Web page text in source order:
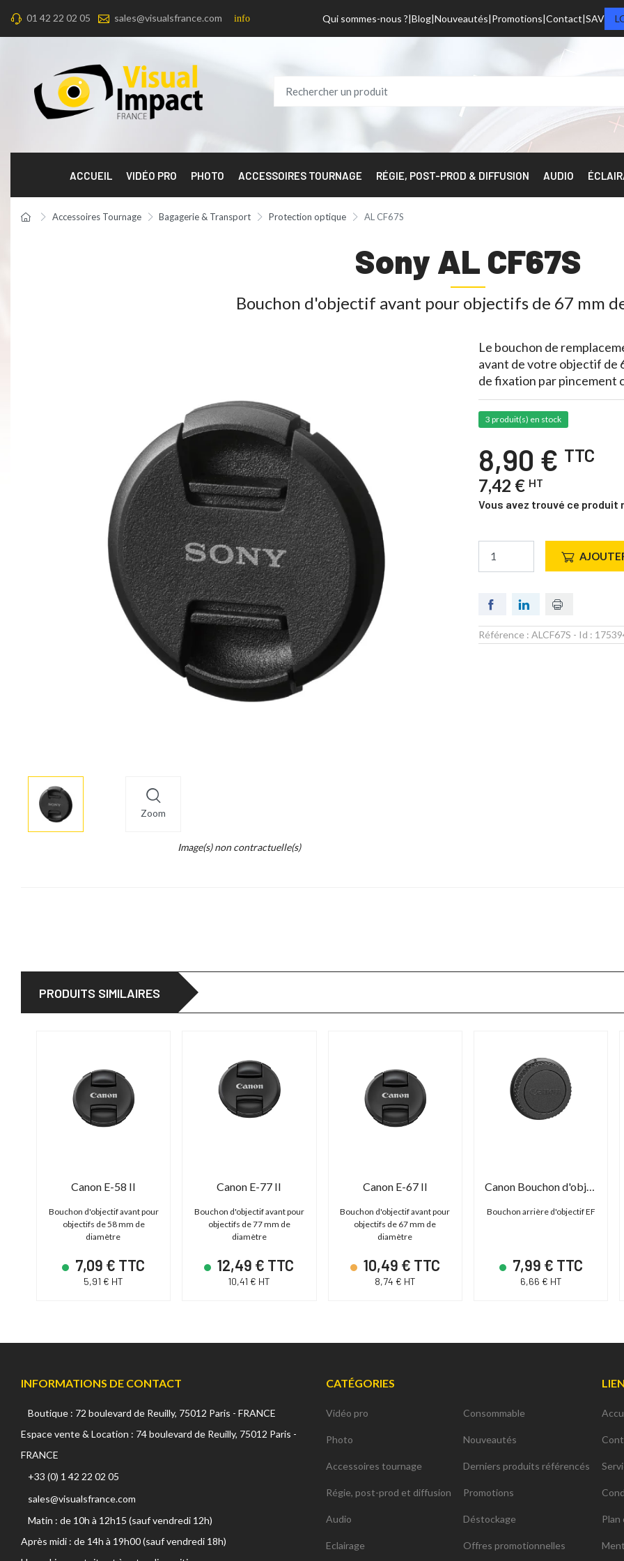
01 42 22 02 05 sales@visualsfrance.com info Qui sommes-nous ? Blog Nouveautés Promotions Contact SAV
ACCUEIL VIDÉO PRO PHOTO ACCESSOIRES TOURNAGE RÉGIE, POST-PROD & DIFFUSION AUDIO
Accessoires Tournage Bagagerie & Transport Protection optique AL CF67S
Sony AL CF67S
Bouchon d'objectif avant pour objectifs de 67 mm
Zoom
More
info
Image(s) non contractuelle(s)
Le bouchon de
avant de votre objectif de
de fixation par pincement
3 produit(s) en stock
8,90 € TTC
7,42 € HT
Vous avez trouvé ce produit
Référence : ALCF67S - Id :
PRODUITS SIMILAIRES
Canon E-58 II
Bouchon d'objectif avant pour
objectifs de 58 mm de
diamètre
7,09 € TTC
5,91 € HT
Canon E-77 II
Bouchon d'objectif avant pour
objectifs de 77 mm de
diamètre
12,49 € TTC
10,41 € HT
Canon E-67 II
Bouchon d'objectif avant pour
objectifs de 67 mm de
diamètre
10,49 € TTC
8,74 € HT
Canon Bouchon d'objectif EF
Bouchon arrière d'objectif EF
7,99 € TTC
6,66 € HT
INFORMATIONS DE CONTACT
Boutique : 72 boulevard de Reuilly, 75012 Paris - FRANCE
Espace vente & Location : 74 boulevard de Reuilly, 75012 Paris -
FRANCE
+33 (0) 1 42 22 02 05
sales@visualsfrance.com
Matin : de 10h à 12h15 (sauf vendredi 12h)
Après midi : de 14h à 19h00 (sauf vendredi 18h)
CATÉGORIES
Vidéo pro
Photo
Accessoires tournage
Régie, post-prod et diffusion
Audio
Eclairage
Consommable
Nouveautés
Derniers produits référencés
Promotions
Déstockage
Offres promotionnelles